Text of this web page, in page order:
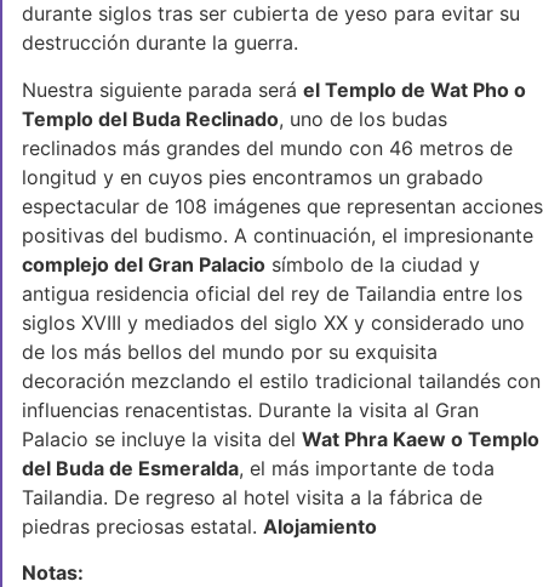
durante siglos tras ser cubierta de yeso para evitar su
destrucción durante la guerra.
Nuestra siguiente parada será el Templo de Wat Pho o
Templo del Buda Reclinado, uno de los budas
reclinados más grandes del mundo con 46 metros de
longitud y en cuyos pies encontramos un grabado
espectacular de 108 imágenes que representan acciones
positivas del budismo. A continuación, el impresionante
complejo del Gran Palacio símbolo de la ciudad y
antigua residencia oficial del rey de Tailandia entre los
siglos XVIII y mediados del siglo XX y considerado uno
de los más bellos del mundo por su exquisita
decoración mezclando el estilo tradicional tailandés con
influencias renacentistas. Durante la visita al Gran
Palacio se incluye la visita del Wat Phra Kaew o Templo
del Buda de Esmeralda, el más importante de toda
Tailandia. De regreso al hotel visita a la fábrica de
piedras preciosas estatal. Alojamiento
Notas: